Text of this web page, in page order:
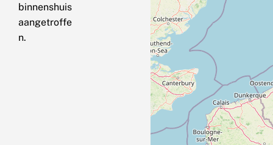
binnenshuis
aangetroffe
n.